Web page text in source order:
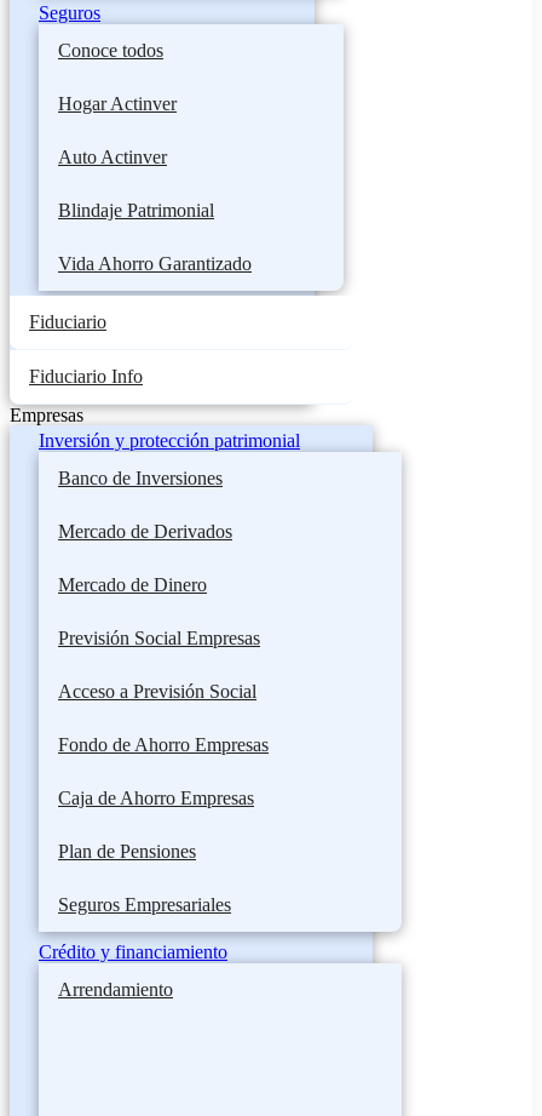
Seguros
Conoce todos
Hogar Actinver
Auto Actinver
Blindaje Patrimonial
Vida Ahorro Garantizado
Fiduciario
Fiduciario Info
Empresas
Inversión y protección patrimonial
Banco de Inversiones
Mercado de Derivados
Mercado de Dinero
Previsión Social Empresas
Acceso a Previsión Social
Fondo de Ahorro Empresas
Caja de Ahorro Empresas
Plan de Pensiones
Seguros Empresariales
Crédito y financiamiento
Arrendamiento